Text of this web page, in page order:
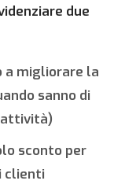
due
a migliorare la
sanno di
sconto per
clienti